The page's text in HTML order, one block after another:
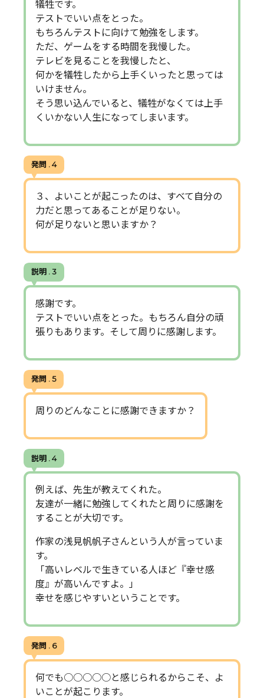
犠牲です。
テストでいい点をとった。
もちろんテストに向けて勉強をします。
ただ、ゲームをする時間を我慢した。
テレビを見ることを我慢したと、
何かを犠牲したから上手くいったと思っては
いけません。
そう思い込んでいると、犠牲がなくては上手
くいかない人生になってしまいます。
発問 . 4
３、よいことが起こったのは、すべて自分の
力だと思ってあることが足りない。
何が足りないと思いますか？
説明 . 3
感謝です。
テストでいい点をとった。もちろん自分の頑
張りもあります。そして周りに感謝します。
発問 . 5
周りのどんなことに感謝できますか？
説明 . 4
例えば、先生が教えてくれた。
友達が一緒に勉強してくれたと周りに感謝を
することが大切です。
作家の浅見帆帆子さんという人が言っていま
す。
「高いレベルで生きている人ほど『幸せ感
度』が高いんですよ。」
幸せを感じやすいということです。
発問 . 6
何でも○○○○○と感じられるからこそ、よ
いことが起こります。